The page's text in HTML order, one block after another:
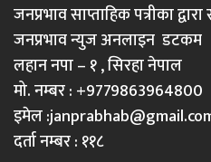
जनप्रभाव साप्ताहिक पत्रीका
जनप्रभाव न्युज अनलाइन डटकम
लहान नपा – १ , सिरहा नेपाल
मो. नम्बर : +9779863964800
इमेल :
दर्ता नम्बर : ११८